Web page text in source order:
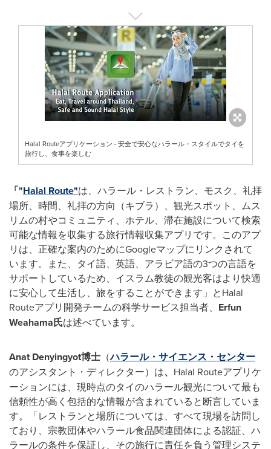
Halal Routeアプリケーション - 安全で安心なハラール・スタイルでタイを
旅行し、食事を楽しむ
「"Halal Route"は、ハラール・レストラン、モスク、礼拝
場所、時間、礼拝の方向（キブラ）、観光スポット、ムス
リムの村やコミュニティ、ホテル、滞在施設について検索
可能な情報を収集する旅行情報収集アプリです。このアプ
リは、正確な案内のためにGoogleマップにリンクされて
います。また、タイ語、英語、アラビア語の3つの言語を
サポートしているため、イスラム教徒の観光客はより快適
に安心して生活し、旅をすることができます」とHalal
Routeアプリ開発チームの科学サービス担当者、 Erfun
Weahama氏は述べています。
Anat Denyingyot博士 （ハラール・サイエンス・センター
のアシスタント・ディレクター）は、 Halal Routeアプリケ
ーションには、現時点のタイのハラール観光について最も
信頼性が高く包括的な情報が含まれていると断言していま
す。「レストランと場所については、すべて現場を訪問し
ており、宗教団体やハラール食品関連団体による認証、ハ
ラールの条件を保証し、その施行に責任を負う管理システ